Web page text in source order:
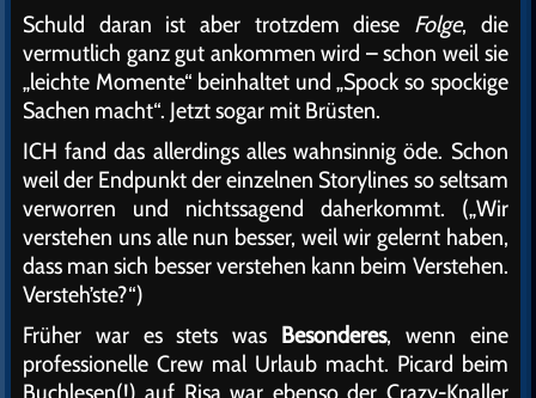
Schuld daran ist aber trotzdem diese Folge, die
vermutlich ganz gut ankommen wird – schon weil sie
„leichte Momente“ beinhaltet und „Spock so spockige
Sachen macht“. Jetzt sogar mit Brüsten.
ICH fand das allerdings alles wahnsinnig öde. Schon
weil der Endpunkt der einzelnen Storylines so seltsam
verworren und nichtssagend daherkommt. („Wir
verstehen uns alle nun besser, weil wir gelernt haben,
dass man sich besser verstehen kann beim Verstehen.
Versteh’ste?“)
Früher war es stets was Besonderes, wenn eine
professionelle Crew mal Urlaub macht. Picard beim
Buchlesen(!) auf Risa war ebenso der Crazy-Knaller